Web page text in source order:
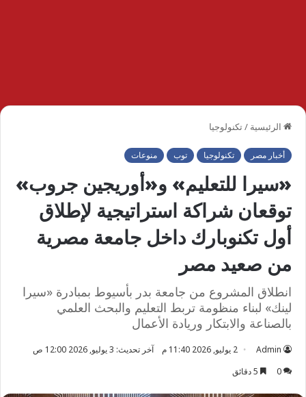
الرئيسية /تكنولوجيا
أخبار مصر تكنولوجيا توب منوعات
«سيرا للتعليم» و«أوريجين جروب»
توقعان شراكة استراتيجية لإطلاق
أول تكنوبارك داخل جامعة مصرية
من صعيد مصر
انطلاق المشروع من جامعة بدر بأسيوط بمبادرة «سيرا
لينك» لبناء منظومة تربط التعليم والبحث العلمي
بالصناعة والابتكار وريادة الأعمال
Admin 2 يوليو, 2026 11:40 م
آخر تحديث: 3 يوليو, 2026 12:00 ص
0